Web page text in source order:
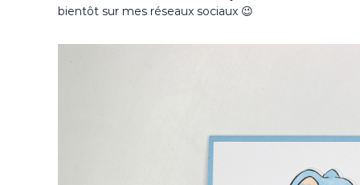
bientôt sur mes réseaux sociaux 😉